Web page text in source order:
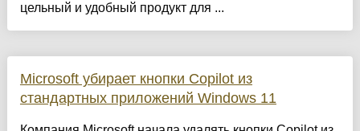
цельный и удобный продукт для ...
Microsoft убирает кнопки Copilot из
стандартных приложений Windows 11